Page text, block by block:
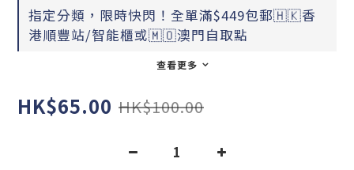
指定分類，限時快閃！全單滿$449包郵🇭🇰香
港順豐站/智能櫃或🇲🇴澳門自取點
查看更多
HK$65.00 HK$100.00